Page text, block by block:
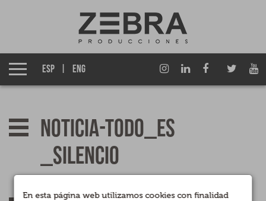
Grupo Izen
Qué hacemos
Noticias
Premios
ESP ENG
noticia-todo_es
_silencio
En esta página web utilizamos cookies con finalidad